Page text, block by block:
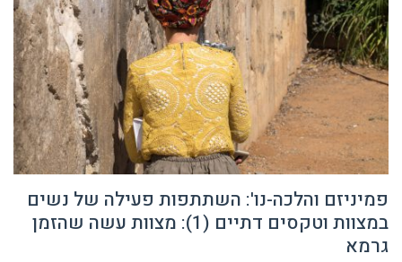
פמיניזם והלכה-נו': השתתפות פעילה של נשים
במצוות וטקסים דתיים (1): מצוות עשה שהזמן
גרמא